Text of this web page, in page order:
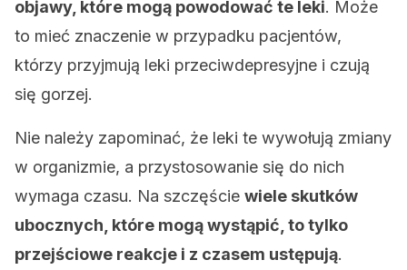
objawy, które mogą powodować te leki. Może
to mieć znaczenie w przypadku pacjentów,
którzy przyjmują leki przeciwdepresyjne i czują
się gorzej.
Nie należy zapominać, że leki te wywołują zmiany
w organizmie, a przystosowanie się do nich
wymaga czasu. Na szczęście wiele skutków
ubocznych, które mogą wystąpić, to tylko
przejściowe reakcje i z czasem ustępują.